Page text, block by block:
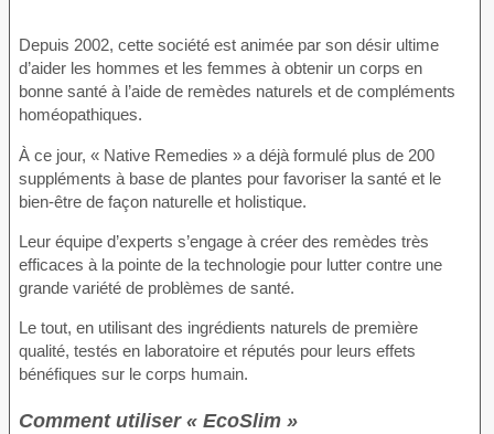
Depuis 2002, cette société est animée par son désir ultime
d’aider les hommes et les femmes à obtenir un corps en
bonne santé à l’aide de remèdes naturels et de compléments
homéopathiques.
À ce jour, « Native Remedies » a déjà formulé plus de 200
suppléments à base de plantes pour favoriser la santé et le
bien-être de façon naturelle et holistique.
Leur équipe d’experts s’engage à créer des remèdes très
efficaces à la pointe de la technologie pour lutter contre une
grande variété de problèmes de santé.
Le tout, en utilisant des ingrédients naturels de première
qualité, testés en laboratoire et réputés pour leurs effets
bénéfiques sur le corps humain.
Comment utiliser « EcoSlim »